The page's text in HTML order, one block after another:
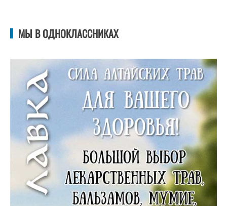
МЫ В ОДНОКЛАССНИКАХ